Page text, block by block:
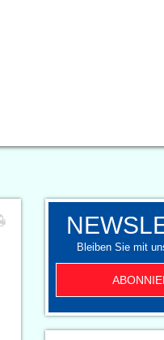
Bleiben Sie mit